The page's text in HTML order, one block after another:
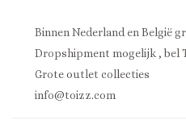
Binnen Nederland en België
Dropshipment mogelijk , bel
Grote outlet collecties
info@toizz.com